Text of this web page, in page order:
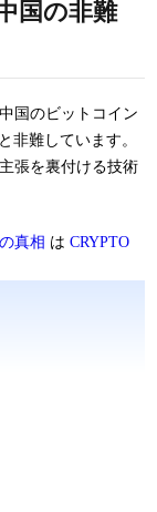
国の非難
国のビットコイン
非難しています。
張を裏付ける技術
真相 は CRYPTO